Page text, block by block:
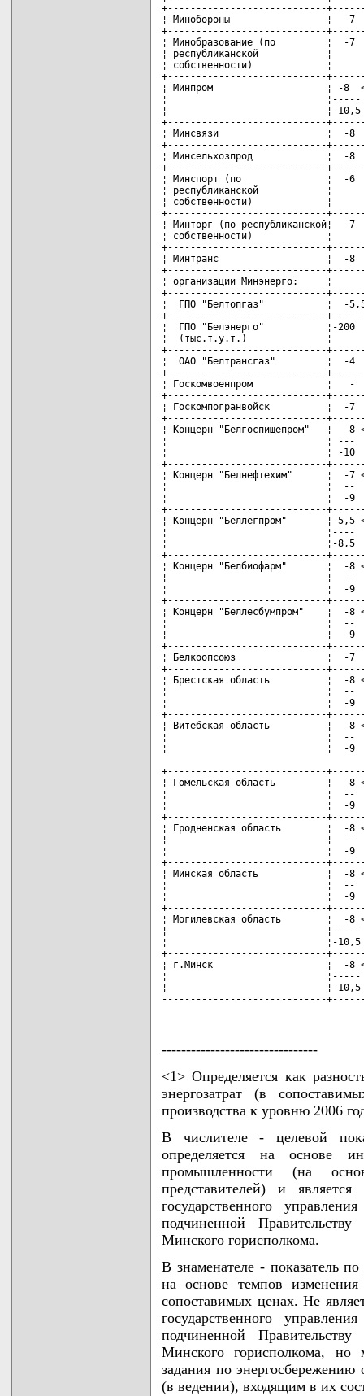
+----------------------------
¦ Минобороны                 ¦  -
+----------------------------
¦ Минобразование (по         ¦
¦ республиканской
¦ собственности)
+----------------------------
¦ Минпром                    ¦ -8
¦                            ¦-----
¦                            ¦-10,5
+----------------------------
¦ Минсвязи                   ¦  -8
+----------------------------
¦ Минсельхозпрод             ¦
+----------------------------
¦ Минспорт (по               ¦
¦ республиканской
¦ собственности)
+----------------------------
¦ Минторг (по
¦ собственности)
+----------------------------
¦ Минтранс                   ¦  -8
+----------------------------
¦ организации Минэнерго:
+----------------------------
¦  ГПО "Белтопгаз"           ¦  -
+----------------------------
¦  ГПО "Белэнерго"           ¦-
¦  (тыс.т.у.т.)              ¦
+----------------------------
¦  ОАО "Белтрансгаз"         ¦
+----------------------------
¦ Госкомвоенпром             ¦
+----------------------------
¦ Госкомпогранвойск          ¦
+----------------------------
¦ Концерн "Белгоспищепром"   ¦  -8
¦                            ¦ ---
¦                            ¦ -10
+----------------------------
¦ Концерн "Белнефтехим"      ¦  -7
¦                            ¦  --
¦                            ¦  -9
+----------------------------
¦ Концерн "Беллегпром"       ¦-5,5
¦                            ¦----
¦                            ¦-8,5
+----------------------------
¦ Концерн "Белбиофарм"       ¦  -8
¦                            ¦  --
¦                            ¦  -9
+----------------------------
¦ Концерн "Беллесбумпром"    ¦  -8
¦                            ¦  --
¦                            ¦  -9
+----------------------------
¦ Белкоопсоюз                ¦  -
+----------------------------
¦ Брестская область          ¦  -8
¦                            ¦  --
¦                            ¦  -9
+----------------------------
¦ Витебская область          ¦  -8
¦                            ¦  --
¦                            ¦  -9
+----------------------------
¦ Гомельская область         ¦  -8
¦                            ¦  --
¦                            ¦  -9
+----------------------------
¦ Гродненская область        ¦  -8
¦                            ¦  --
¦                            ¦  -9
+----------------------------
¦ Минская область            ¦  -8
¦                            ¦  --
¦                            ¦  -9
+----------------------------
¦ Могилевская область        ¦  -8
¦                            ¦-----
¦                            ¦-10,5
+----------------------------
¦ г.Минск                    ¦  -8
¦                            ¦-----
¦                            ¦-10,5
-----------------------------
--------------------------------
<1> Определяется как
энергозатрат (в
производства к уровню 2006
В числителе - целевой
определяется на основе
промышленности (на
представителей) и
государственного
подчиненной
Минского горисполкома.
В знаменателе - показатель
на основе темпов
сопоставимых ценах. Не
государственного
подчиненной
Минского горисполкома, но
задания по
(в ведении), входящим в их